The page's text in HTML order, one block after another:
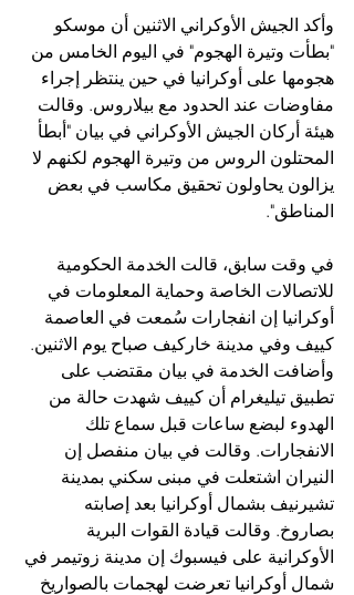
وأكد الجيش الأوكراني الاثنين أن موسكو
"بطأت وتيرة الهجوم" في اليوم الخامس من
هجومها على أوكرانيا في حين ينتظر إجراء
مفاوضات عند الحدود مع بيلاروس. وقالت
هيئة أركان الجيش الأوكراني في بيان "أبطأ
المحتلون الروس من وتيرة الهجوم لكنهم لا
يزالون يحاولون تحقيق مكاسب في بعض
المناطق".
في وقت سابق، قالت الخدمة الحكومية
للاتصالات الخاصة وحماية المعلومات في
أوكرانيا إن انفجارات سُمعت في العاصمة
كييف وفي مدينة خاركيف صباح يوم الاثنين.
وأضافت الخدمة في بيان مقتضب على
تطبيق تيليغرام أن كييف شهدت حالة من
الهدوء لبضع ساعات قبل سماع تلك
الانفجارات. وقالت في بيان منفصل إن
النيران اشتعلت في مبنى سكني بمدينة
تشيرنيف بشمال أوكرانيا بعد إصابته
بصاروخ. وقالت قيادة القوات البرية
الأوكرانية على فيسبوك إن مدينة زوتيمر في
شمال أوكرانيا تعرضت لهجمات بالصواريخ